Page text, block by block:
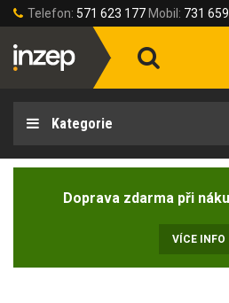
Telefon: 571 623 177 Mobil: 731
Kategorie
Doprava zdarma při
VÍCE INFO